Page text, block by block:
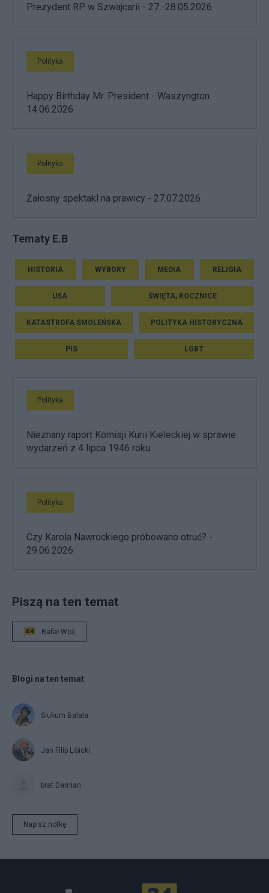
Prezydent RP w Szwajcarii - 27 -28.05.2026
Polityka
Happy Birthday Mr. President - Waszyngton
14.06.2026
Polityka
Żałosny spektakl na prawicy - 27.07.2026
Tematy E.B
HISTORIA WYBORY MEDIA RELIGIA
USA ŚWIĘTA, ROCZNICE
KATASTROFA SMOLEŃSKA POLITYKA HISTORYCZNA
PIS LGBT
Polityka
Nieznany raport Komisji Kurii Kieleckiej w sprawie
wydarzeń z 4 lipca 1946 roku.
Polityka
Czy Karola Nawrockiego próbowano otruć? -
29.06.2026
Piszą na ten temat
Rafał Woś
Blogi na ten temat
Siukum Balala
Jan Filip Libicki
brat Damian
Napisz notkę